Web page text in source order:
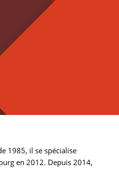
1985, il se spécialise
en 2012. Depuis 2014,